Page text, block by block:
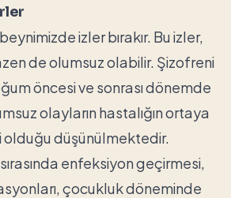
izler bırakır. Bu izler,
de olumsuz olabilir. Şizofreni
öncesi ve sonrası dönemde
olayların hastalığın ortaya
olduğu düşünülmektedir.
enfeksiyon geçirmesi,
çocukluk döneminde